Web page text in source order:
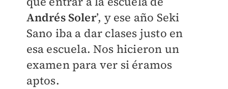
Andrés Soler’, y ese año Seki
Sano iba a dar clases justo en
esa escuela. Nos hicieron un
examen para ver si éramos
aptos.